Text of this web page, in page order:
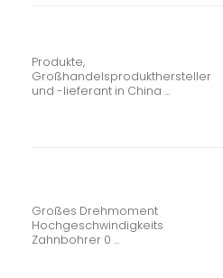
Produkte,
Großhandelsprodukthersteller
und -lieferant in China …
Großes Drehmoment
Hochgeschwindigkeits
Zahnbohrer 0 …